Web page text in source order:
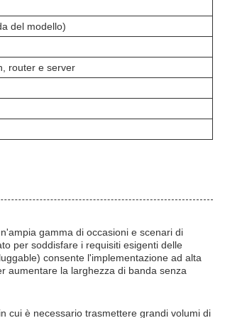
del modello)
router e server
gamma di occasioni e scenari di
per soddisfare i requisiti esigenti delle
consente l'implementazione ad alta
aumentare la larghezza di banda senza
cui è necessario trasmettere grandi volumi di